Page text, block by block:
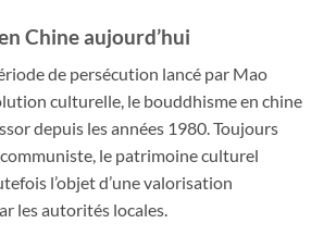
Chine aujourd’hui
de persécution lancé par Mao
culturelle, le bouddhisme en chine
depuis les années 1980. Toujours
le patrimoine culturel
l’objet d’une valorisation
les autorités locales.